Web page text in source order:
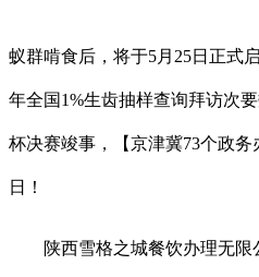
蚁群啃食后，将于5月25日正式启
年全国1%生齿抽样查询拜访次
杯决赛竣事，【京津冀73个政
日！
陕西雪格之城餐饮办理无限公